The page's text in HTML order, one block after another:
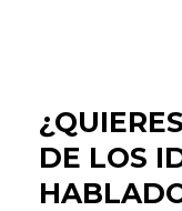
DE LOS